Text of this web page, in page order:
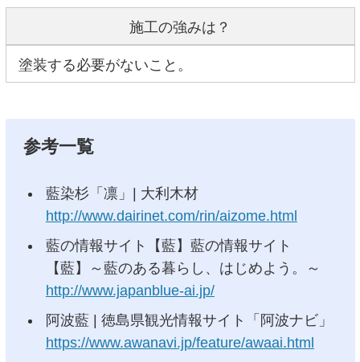
施工の強みは？
塗装する必要がないこと。
参考一覧
藍染杉「凛」| 大利木材
http://www.dairinet.com/rin/aizome.html
藍の情報サイト【藍】藍の情報サイト
【藍】～藍のある暮らし、はじめよう。～
http://www.japanblue-ai.jp/
阿波藍 | 徳島県観光情報サイト「阿波ナビ」
https://www.awanavi.jp/feature/awaai.html